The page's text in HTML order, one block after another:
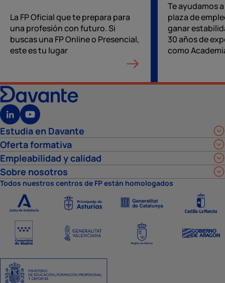
La FP Oficial que te prepara para
una profesión con futuro. Si
buscas una FP Online o Presencial,
este es tu lugar
Te ayudamos
plaza de
ganar
30 años de
como
Estudia en Davante
Oferta formativa
Empleabilidad y calidad
Sobre nosotros
Todos nuestros centros de FP están homologados